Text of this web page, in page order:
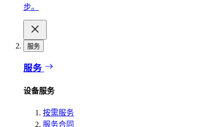
步。
服务
服务
设备服务
按需服务
服务合同